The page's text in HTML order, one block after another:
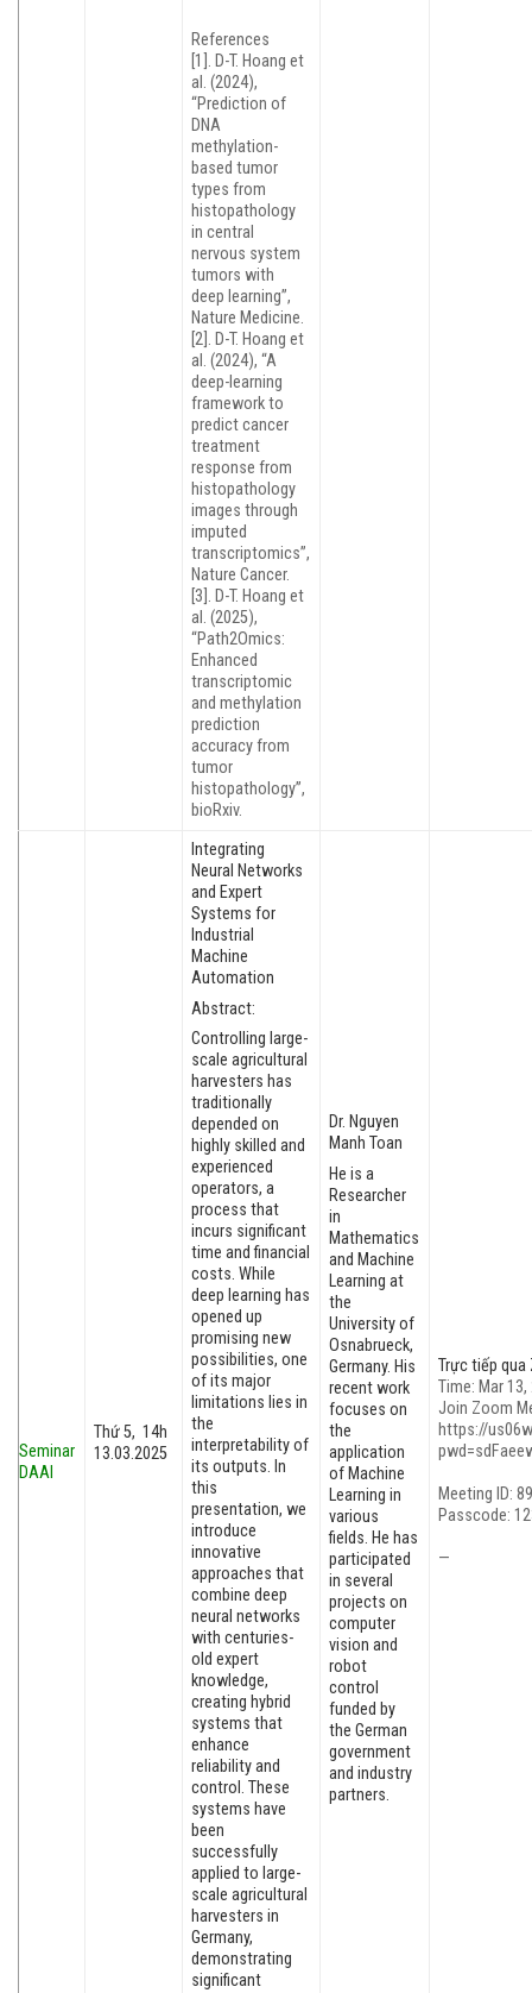
References
[1]. D-T. Hoang et
al. (2024),
“Prediction of
DNA
methylation-
based tumor
types from
histopathology
in central
nervous system
tumors with
deep learning”,
Nature Medicine.
[2]. D-T. Hoang et
al. (2024), “A
deep-learning
framework to
predict cancer
treatment
response from
histopathology
images through
imputed
transcriptomics”,
Nature Cancer.
[3]. D-T. Hoang et
al. (2025),
“Path2Omics:
Enhanced
transcriptomic
and methylation
prediction
accuracy from
tumor
histopathology”,
bioRxiv.
Seminar
DAAI
Thứ 5, 14h
13.03.2025
Integrating
Neural Networks
and Expert
Systems for
Industrial
Machine
Automation
Abstract:
Controlling large-
scale agricultural
harvesters has
traditionally
depended on
highly skilled and
experienced
operators, a
process that
incurs significant
time and financial
costs. While
deep learning has
opened up
promising new
possibilities, one
of its major
limitations lies in
the
interpretability of
its outputs. In
this
presentation, we
introduce
innovative
approaches that
combine deep
neural networks
with centuries-
old expert
knowledge,
creating hybrid
systems that
enhance
reliability and
control. These
systems have
been
successfully
applied to large-
scale agricultural
harvesters in
Germany,
demonstrating
significant
Dr. Nguyen
Manh Toan
He is a
Researcher
in
Mathematics
and Machine
Learning at
the
University of
Osnabrueck,
Germany. His
recent work
focuses on
the
application
of Machine
Learning in
various
fields. He has
participated
in several
projects on
computer
vision and
robot
control
funded by
the German
government
and industry
partners.
Trực tiếp
Time: Mar
Join Zoom
https://
Meeting ID:
Passcode:
—